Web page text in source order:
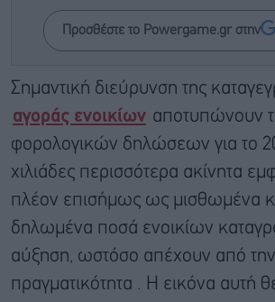
Προσθέστε το Powergame.gr στην
Σημαντική διεύρυνση της
αγοράς ενοικίων αποτυπώνουν
φορολογικών δηλώσεων για το
χιλιάδες περισσότερα ακίνητα
πλέον επισήμως ως μισθωμένα
δηλωμένα ποσά ενοικίων
αύξηση, ωστόσο απέχουν από την
πραγματικότητα . Η εικόνα αυτή